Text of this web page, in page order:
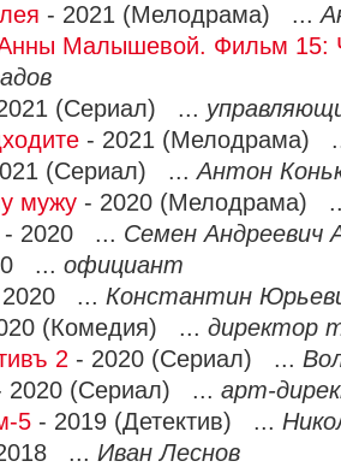
- 2021 (Мелодрама) ...
Малышевой. Фильм 15:
(Сериал) ...
- 2021 (Мелодрама)
(Сериал) ...Антон
мужу - 2020 (Мелодрама)
- 2020 ... Семен Андреевич
... официант
2020 ... Константин
(Комедия) ... директор
2 - 2020 (Сериал) ...
2020 (Сериал) ... арт-
5 - 2019 (Детектив) ...
... Иван Леснов